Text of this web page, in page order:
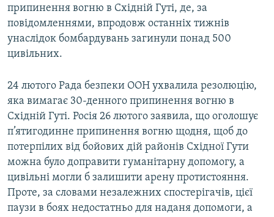
припинення вогню в Східній Гуті, де, за
повідомленнями, впродовж останніх тижнів
унаслідок бомбардувань загинули понад 500
цивільних.
24 лютого Рада безпеки ООН ухвалила резолюцію,
яка вимагає 30-денного припинення вогню в
Східній Гуті. Росія 26 лютого заявила, що оголошує
п’ятигодинне припинення вогню щодня, щоб до
потерпілих від бойових дій районів Східної Гути
можна було доправити гуманітарну допомогу, а
цивільні могли б залишити арену протистояння.
Проте, за словами незалежних спостерігачів, цієї
паузи в боях недостатньо для наданя допомоги, а